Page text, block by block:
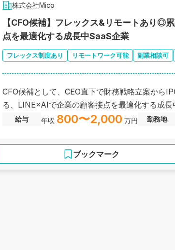
株式会社Mico
【CFO候補】フレックス&リモートあり◎
点を最適化する成長中SaaS企業
フレックス制度あり リモートワーク可能 副業相談可
CFO候補として、CEO直下で財務戦略立案から
る、LINE×AIで企業の顧客接点を最適化する成長
給与 年収 800〜2,000 万円 勤務地
ブックマーク